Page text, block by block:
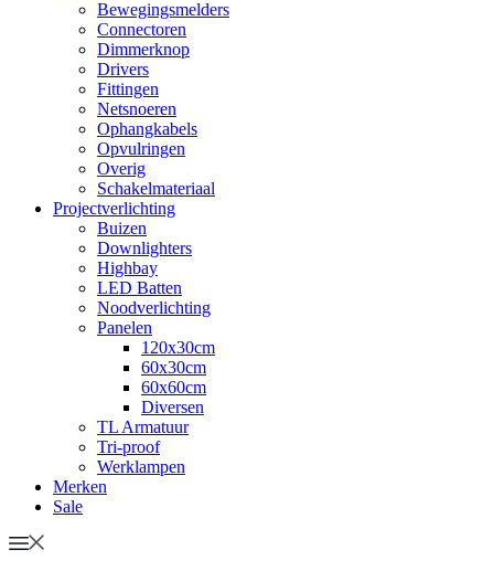
Bewegingsmelders
Connectoren
Dimmerknop
Drivers
Fittingen
Netsnoeren
Ophangkabels
Opvulringen
Overig
Schakelmateriaal
Projectverlichting
Buizen
Downlighters
Highbay
LED Batten
Noodverlichting
Panelen
120x30cm
60x30cm
60x60cm
Diversen
TL Armatuur
Tri-proof
Werklampen
Merken
Sale